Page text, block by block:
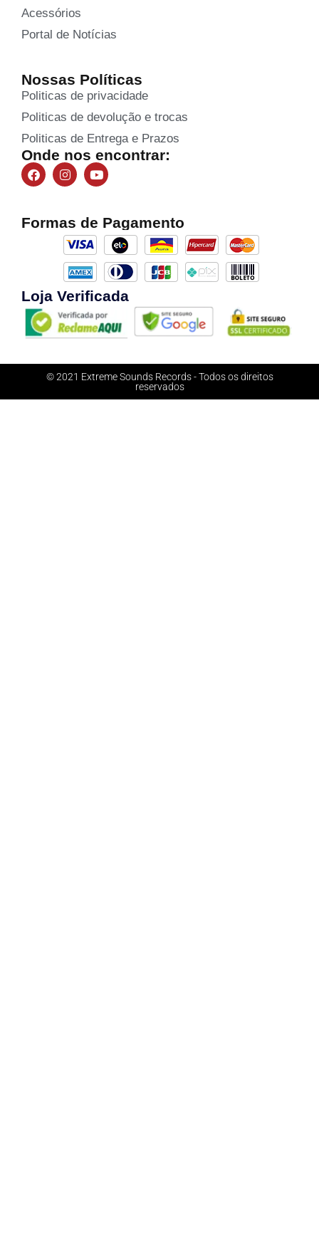
Acessórios
Portal de Notícias
Nossas Políticas
Politicas de privacidade
Politicas de devolução e trocas
Politicas de Entrega e Prazos
Onde nos encontrar:
Formas de Pagamento
Loja Verificada
© 2021 Extreme Sounds Records - Todos os direitos
reservados